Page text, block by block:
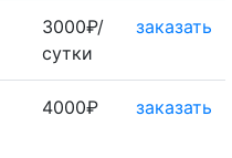
3000₽/
сутки
заказать
4000₽ заказать